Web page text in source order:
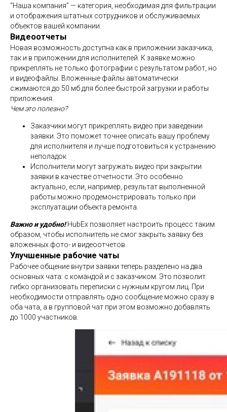
“Наша компания” — категория, необходимая для фильтрации
и отображения штатных сотрудников и обслуживаемых
объектов вашей компании.
Видеоотчеты
Новая возможность доступна как в приложении заказчика,
так и в приложении для исполнителей. К заявке можно
прикреплять не только фотографии с результатом работ, но
и видеофайлы. Вложенные файлы автоматически
сжимаются до 50 мб для более быстрой загрузки и работы
приложения.
Чем это полезно?
Заказчики могут прикреплять видео при заведении
заявки. Это поможет точнее описать вашу проблему
для исполнителя и лучше подготовиться к устранению
неполадок
Исполнители могут загружать видео при закрытии
заявки в качестве отчетности. Это особенно
актуально, если, например, результат выполненной
работы можно продемонстрировать только при
эксплуатации объекта ремонта.
Важно и удобно!HubEx позволяет настроить процесс таким
образом, чтобы исполнитель не смог закрыть заявку без
вложенных фото- и видеоотчетов.
Улучшенные рабочие чаты
Рабочее общение внутри заявки теперь разделено на два
основных чата: с командой и с заказчиком. Это позволит
гибко организовать переписки с нужным кругом лиц. При
необходимости отправлять одно сообщение можно сразу в
оба чата, а в групповой чат при этом возможно добавлять
до 1000 участников.